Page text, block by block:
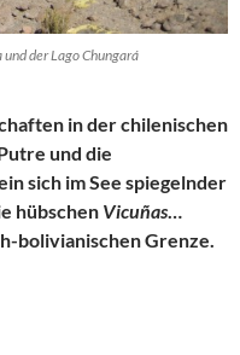
der Lago Chungará
in der chilenischen
und die
sich im See spiegelnder
hübschen Vicuñas…
bolivianischen Grenze.
Per Anhalter zum